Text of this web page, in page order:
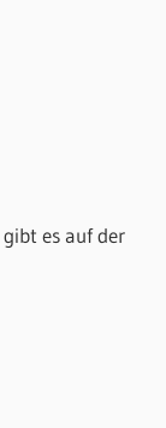
gibt es auf der